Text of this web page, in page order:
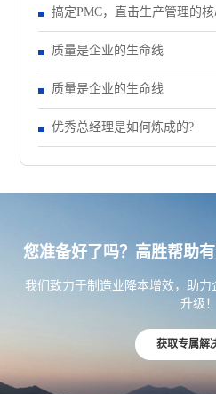
搞定PMC，直击生产管理的
质量是企业的生命线
质量是企业的生命线
优秀总经理是如何炼成的?
您准备好了吗？高胜帮助
我们致力于制造业降本增效，助
升级！
获取专属解